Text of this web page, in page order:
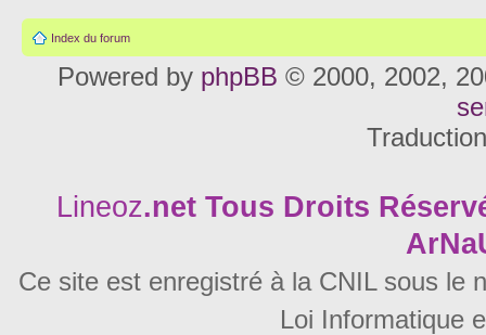
Index du forum
Powered by phpBB © 2000, 2002,
Lineoz.net Tous Droits
Ce site est enregistré à la CNIL sous le
Loi Informatique